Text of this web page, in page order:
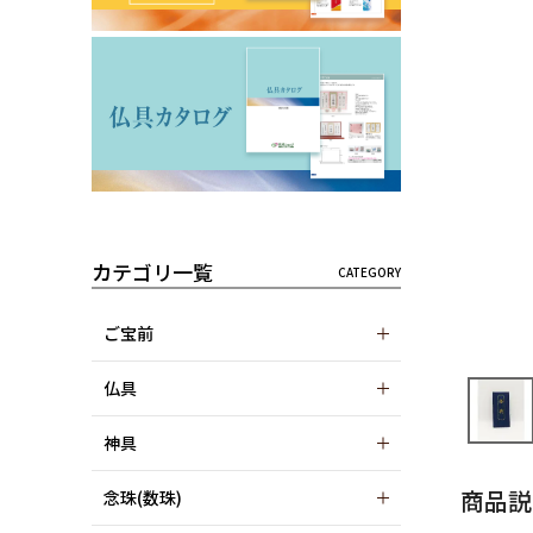
カテゴリ一覧
ご宝前
仏具
神具
念珠(数珠) 商品